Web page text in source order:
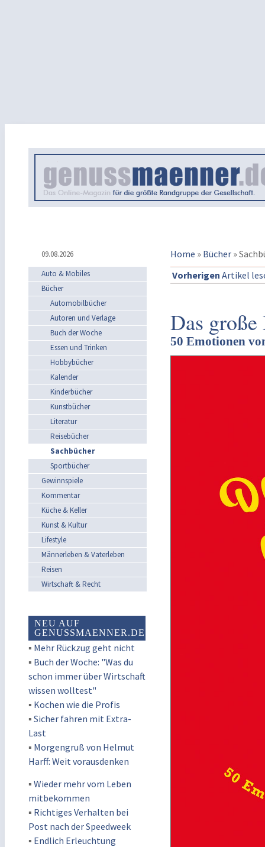
09.08.2026 Home » Bücher »
Auto & Mobiles
Bücher
Automobilbücher
Autoren und Verlage
Buch der Woche
Essen und Trinken
Hobbybücher
Kalender
Kinderbücher
Kunstbücher
Literatur
Reisebücher
Sachbücher
Sportbücher
Gewinnspiele
Kommentar
Küche & Keller
Kunst & Kultur
Lifestyle
Männerleben & Vaterleben
Reisen
Wirtschaft & Recht
NEU AUF
GENUSSMAENNER.DE
▪ Mehr Rückzug geht nicht
▪ Buch der Woche: "Was du
schon immer über Wirtschaft
wissen wolltest"
▪ Kochen wie die Profis
▪ Sicher fahren mit Extra-
Last
▪ Morgengruß von Helmut
Harff: Weit vorausdenken
▪ Wieder mehr vom Leben
mitbekommen
▪ Richtiges Verhalten bei
Post nach der Speedweek
▪ Endlich Erleuchtung
Vorherigen Artikel
Das
50 Emotionen